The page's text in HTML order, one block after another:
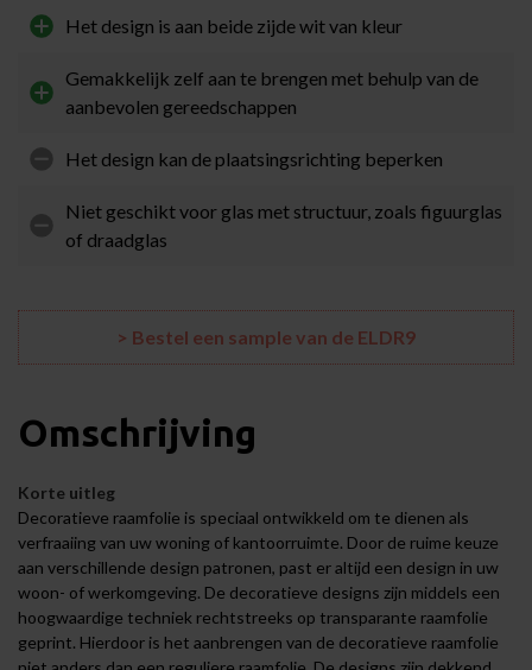
Het design is aan beide zijde wit van kleur
Gemakkelijk zelf aan te brengen met behulp van de
aanbevolen gereedschappen
Het design kan de plaatsingsrichting beperken
Niet geschikt voor glas met structuur, zoals figuurglas
of draadglas
> Bestel een sample van de ELDR9
Omschrijving
Korte uitleg
Decoratieve raamfolie is speciaal ontwikkeld om te dienen als
verfraaiing van uw woning of kantoorruimte. Door de ruime keuze
aan verschillende design patronen, past er altijd een design in uw
woon- of werkomgeving. De decoratieve designs zijn middels een
hoogwaardige techniek rechtstreeks op transparante raamfolie
geprint. Hierdoor is het aanbrengen van de decoratieve raamfolie